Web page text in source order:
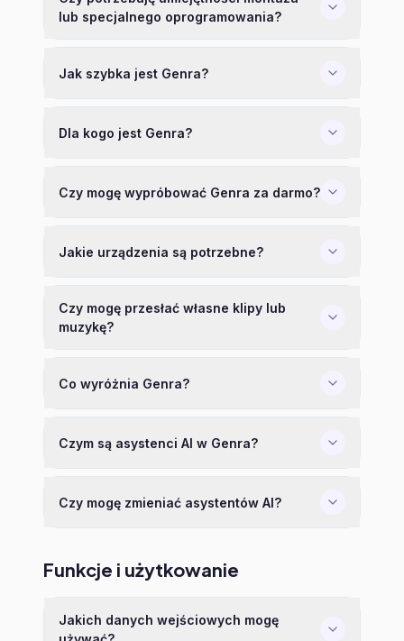
lub specjalnego oprogramowania?
Jak szybka jest Genra?
Dla kogo jest Genra?
Czy mogę wypróbować Genra za darmo?
Jakie urządzenia są potrzebne?
Czy mogę przesłać własne klipy lub
muzykę?
Co wyróżnia Genra?
Czym są asystenci AI w Genra?
Czy mogę zmieniać asystentów AI?
Funkcje i użytkowanie
Jakich danych wejściowych mogę